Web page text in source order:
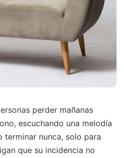
perder mañanas
escuchando una melodía
terminar nunca, solo para
que su incidencia no